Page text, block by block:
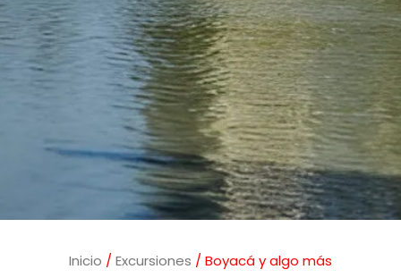
Inicio /Excursiones / Boyacá y algo más